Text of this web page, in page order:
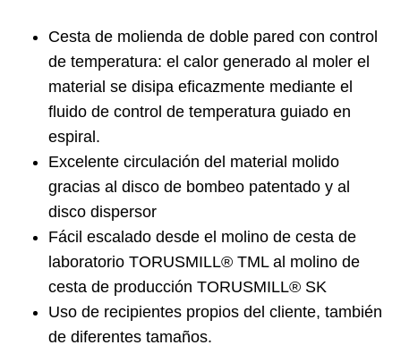
Cesta de molienda de doble pared con control
de temperatura: el calor generado al moler el
material se disipa eficazmente mediante el
fluido de control de temperatura guiado en
espiral.
Excelente circulación del material molido
gracias al disco de bombeo patentado y al
disco dispersor
Fácil escalado desde el molino de cesta de
laboratorio TORUSMILL® TML al molino de
cesta de producción TORUSMILL® SK
Uso de recipientes propios del cliente, también
de diferentes tamaños.